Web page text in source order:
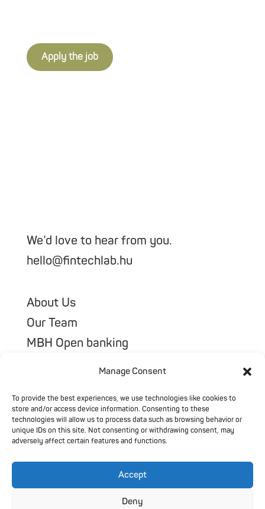
Manage Consent
To provide the best experiences, we use technologies like cookies to
store and/or access device information. Consenting to these
technologies will allow us to process data such as browsing behavior or
unique IDs on this site. Not consenting or withdrawing consent, may
adversely affect certain features and functions.
Accept
Deny
Apply the job
We’d love to hear from you.
hello@fintechlab.hu
About Us
Our Team
MBH Open banking
@2026 All Rights Reserved